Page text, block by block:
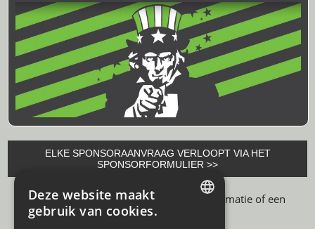
ELKE SPONSORAANVRAAG VERLOOPT VIA HET
SPONSORFORMULIER >>
Heb je een vraag of wil je ons extra informatie of een
sponsordossier bezorgen?
Deze website maakt
gebruik van cookies.